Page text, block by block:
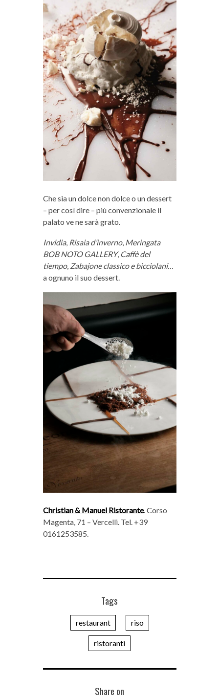
Che sia un dolce non dolce o un dessert
– per così dire – più convenzionale il
palato ve ne sarà grato.
Invidia, Risaia d’inverno, Meringata
BOB NOTO GALLERY, Caffè del
tiempo, Zabajone classico e bicciolani…
a ognuno il suo dessert.
Christian & Manuel Ristorante. Corso
Magenta, 71 – Vercelli. Tel. +39
0161253585.
Tags
restaurant riso
ristoranti
Share on